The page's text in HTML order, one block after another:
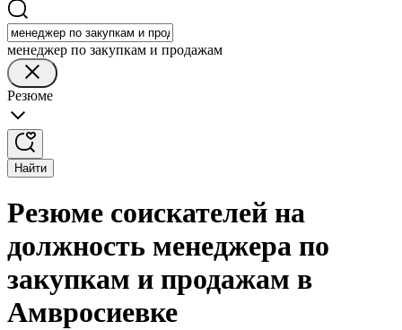
менеджер по закупкам и продажам
Резюме
Найти
Резюме соискателей на
должность менеджера по
закупкам и продажам в
Амвросиевке